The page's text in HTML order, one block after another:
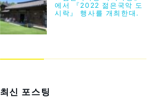
에서 『2022 젊은국악 도
시락』 행사를 개최한대.
최신 포스팅